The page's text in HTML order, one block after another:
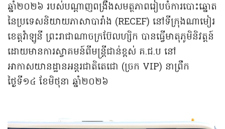
ឆ្នាំ២០២៦ របស់បណ្តាញពង្រឹងសមត្ថភាពរៀបចំការបោះឆ្នោត
នៃប្រទេសនិយាយភាសាបារាំង (RECEF) នៅទីក្រុងណាមៀរ
ខេត្តវ៉ាឡូនី ព្រះរាជាណាចក្រប៊ែលហ្សិក បានធ្វើមាតុភូមិនិវត្តន៍
ដោយមានការស្វាគមន៍ពីមន្ត្រីជាន់ខ្ពស់ គ.ជ.ប នៅ
អាកាសយានដ្ឋានអន្តរជាតិតេជោ (ច្រក VIP) នាព្រឹក
ថ្ងៃទី១៤ ខែមិថុនា ឆ្នាំ២០២៦